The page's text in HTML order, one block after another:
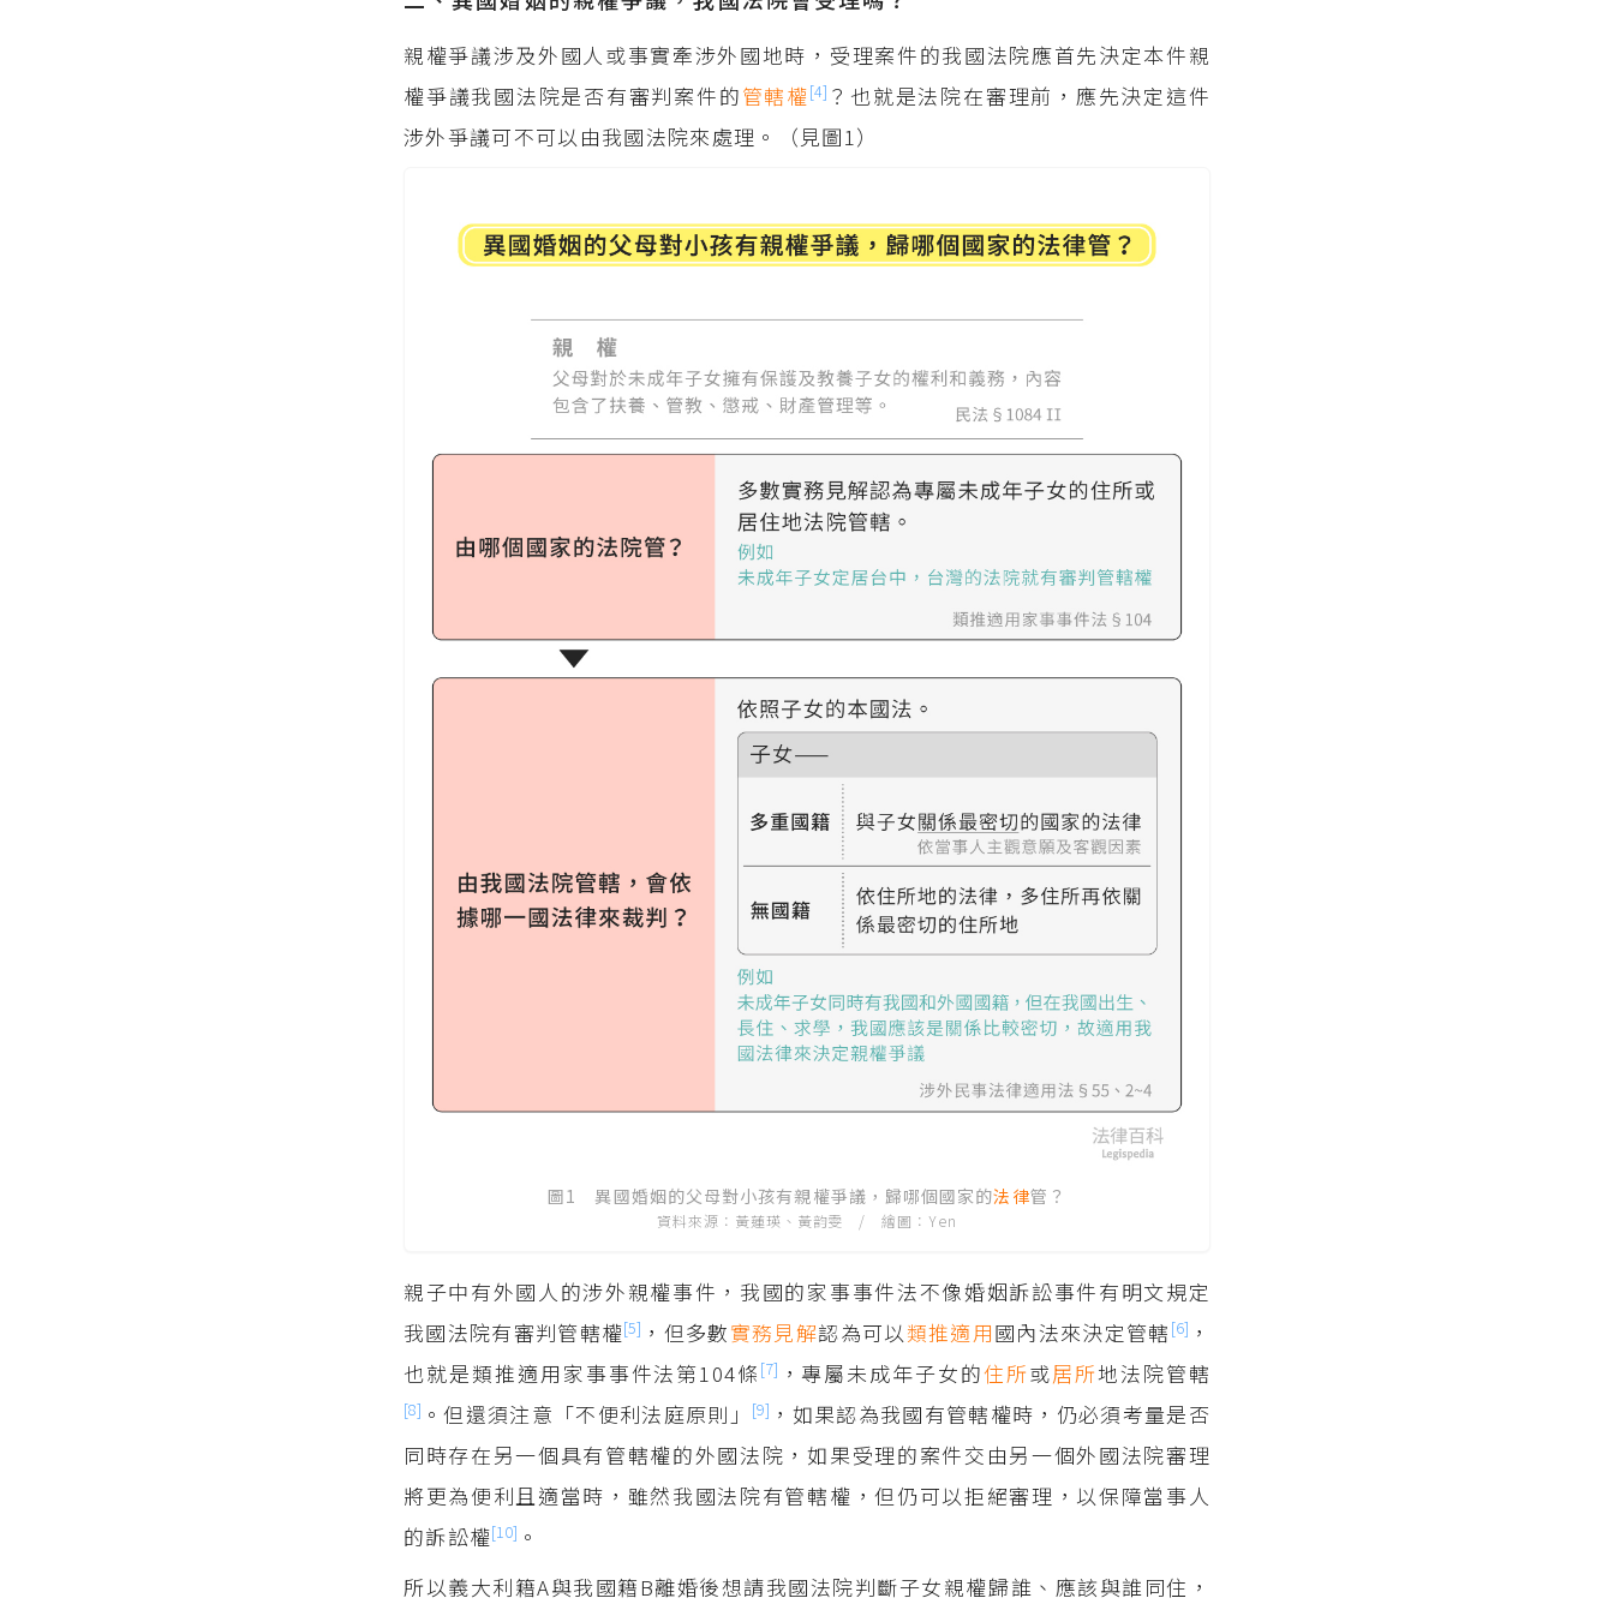
親權爭議涉及外國人或事實牽涉外國地時，受理案件的我國法院應首先決定本件親
權爭議我國法院是否有審判案件的管轄權[4] ？也就是法院在審理前，應先決定這件
涉外爭議可不可以由我國法院來處理。（見圖1）
圖1 異國婚姻的父母對小孩有親權爭議，歸哪個國家的法律管？
資料來源：黃蓮瑛、黃韵雯 / 繪圖：Yen
親子中有外國人的涉外親權事件，我國的家事事件法不像婚姻訴訟事件有明文規定
我國法院有審判管轄權[5] ，但多數實務見解認為可以類推適用國內法來決定管轄 [6] ，
也就是類推適用家事事件法第104條 [7] ，專屬未成年子女的住所或居所地法院管轄
[8] 。但還須注意「不便利法庭原則」 [9] ，如果認為我國有管轄權時，仍必須考量是否
同時存在另一個具有管轄權的外國法院，如果受理的案件交由另一個外國法院審理
將更為便利且適當時，雖然我國法院有管轄權，但仍可以拒絕審理，以保障當事人
的訴訟權[10] 。
所以義大利籍A與我國籍B離婚後想請我國法院判斷子女親權歸誰、應該與誰同住，